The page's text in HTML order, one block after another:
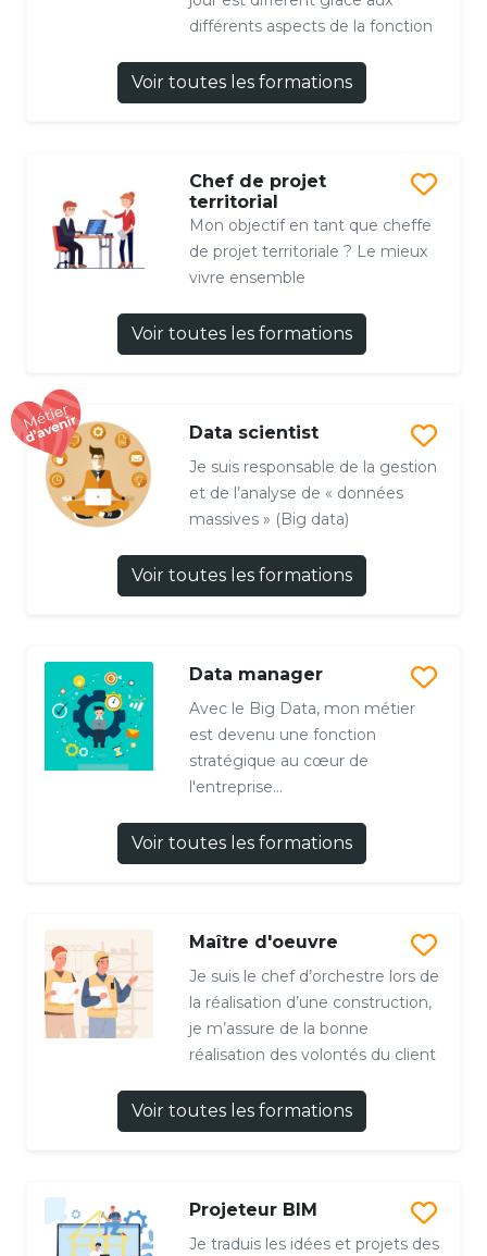
différents aspects de la fonction
Voir toutes les formations
Chef de projet
territorial
Mon objectif en tant que cheffe
de projet territoriale ? Le mieux
vivre ensemble
Voir toutes les formations
Data scientist
Je suis responsable de la gestion
et de l’analyse de « données
massives » (Big data)
Voir toutes les formations
Data manager
Avec le Big Data, mon métier
est devenu une fonction
stratégique au cœur de
l'entreprise...
Voir toutes les formations
Maître d'oeuvre
Je suis le chef d’orchestre lors de
la réalisation d’une construction,
je m’assure de la bonne
réalisation des volontés du client
Voir toutes les formations
Projeteur BIM
Je traduis les idées et projets des